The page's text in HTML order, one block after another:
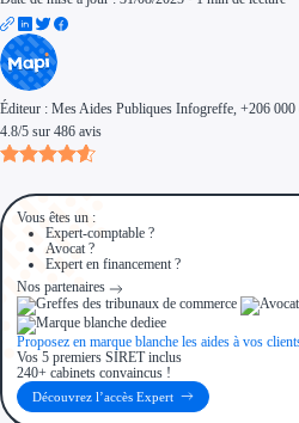
Éditeur : Mes Aides Publiques Infogreffe, +206 000
4.8/5 sur 486 avis
Vous êtes un :
Expert-comptable ?
Avocat ?
Expert en financement ?
Nos partenaires
Proposez en marque blanche les aides à vos
Vos 5 premiers SIRET inclus
240+ cabinets convaincus !
Découvrez l’accès Expert